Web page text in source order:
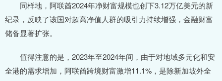
同样地，阿联酋2024年净财富规模也创下3.12万亿美元的新
纪录，反映了该国对超高净值人群的吸引力持续增强，金融财富
储备显著扩张。
值得注意的是，2023年至2024年间，由于对地域多元化和安
全港的需求增加，阿联酋跨境财富激增11.1%，是除新加坡外全